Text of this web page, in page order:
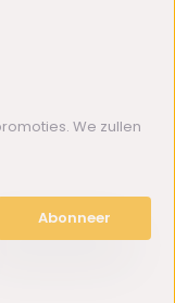
We zullen
Abonneer